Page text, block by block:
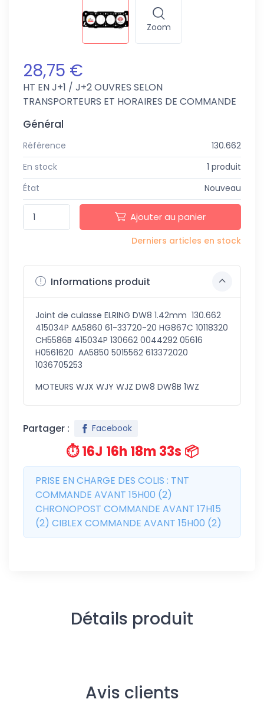
Zoom
28,75 €
HT EN J+1 / J+2 OUVRES SELON
TRANSPORTEURS ET HORAIRES DE COMMANDE
Général
Référence
130.662
En stock
1 produit
État
Nouveau
Ajouter au panier
Derniers articles en stock
Informations produit
Joint de culasse ELRING DW8 1.42mm 130.662
415034P AA5860 61-33720-20 HG867C 10118320
CH5586B 415034P 130662 0044292 05616
H0561620 AA5850 5015562 613372020
1036705253
MOTEURS WJX WJY WJZ DW8 DW8B 1WZ
Partager : Facebook
⏱️ 16J 16h 18m 33s 📦
PRISE EN CHARGE DES COLIS : TNT
COMMANDE AVANT 15H00 (2)
CHRONOPOST COMMANDE AVANT 17H15
(2) CIBLEX COMMANDE AVANT 15H00 (2)
Détails produit
Avis clients